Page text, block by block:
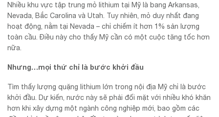
Nhiều khu vực tập trung mỏ lithium tại Mỹ là bang Arkansas,
Nevada, Bắc Carolina và Utah. Tuy nhiên, mỏ duy nhất đang
hoạt động, nằm tại Nevada – chỉ chiếm ít hơn 1% sản lượng
toàn cầu. Điều này cho thấy Mỹ cần có một cuộc tăng tốc hơn
nữa.
Nhưng…mọi thứ chỉ là bước khởi đầu
Tìm thấy lượng quặng lithium lớn trong nội địa Mỹ chỉ là bước
khởi đầu. Dự kiến, nước này sẽ phải đối mặt với nhiều khó khăn
hơn khi xây dựng một ngành công nghiệp mới, bao gồm các